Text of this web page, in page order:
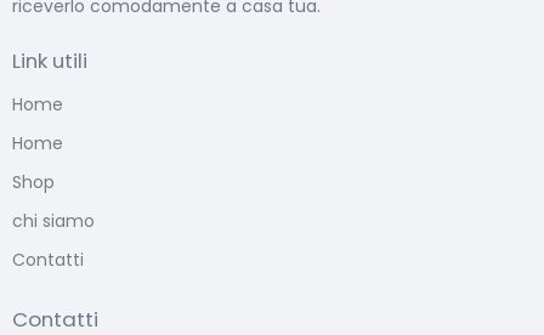
riceverlo comodamente a casa tua.
Link utili
Home
Home
Shop
chi siamo
Contatti
Contatti